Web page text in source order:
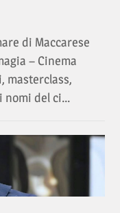
di Maccarese
– Cinema
masterclass,
del ci...